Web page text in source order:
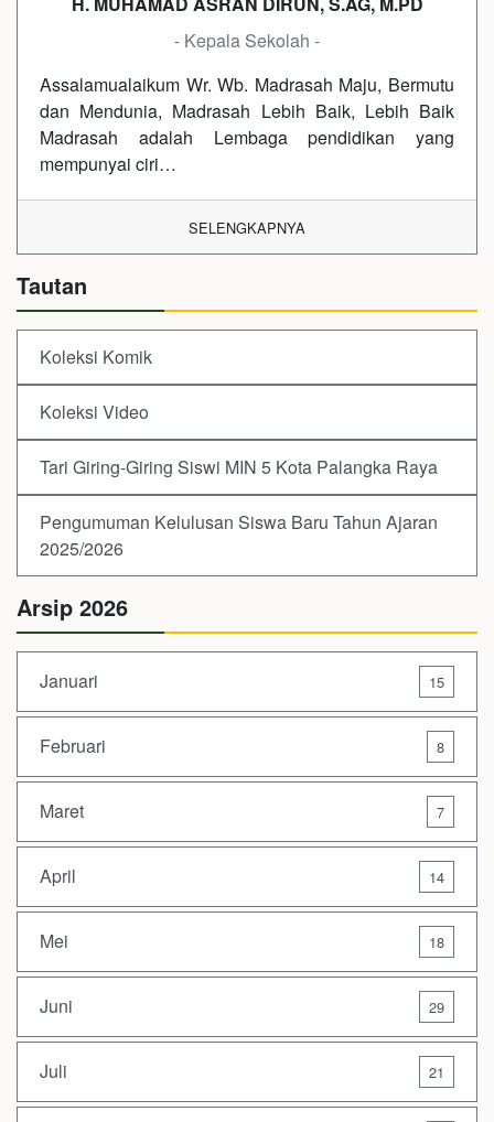
- Kepala Sekolah -
Assalamualaikum Wr. Wb. Madrasah Maju, Bermutu
dan Mendunia, Madrasah Lebih Baik, Lebih Baik
Madrasah adalah Lembaga pendidikan yang
mempunyai ciri…
SELENGKAPNYA
Tautan
Koleksi Komik
Koleksi Video
Tari Giring-Giring Siswi MIN 5 Kota Palangka Raya
Pengumuman Kelulusan Siswa Baru Tahun Ajaran
2025/2026
Arsip 2026
Januari 15
Februari 8
Maret 7
April 14
Mei 18
Juni 29
Juli 21